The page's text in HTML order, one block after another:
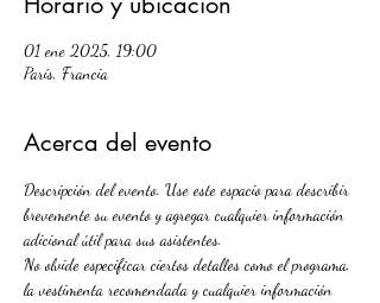
01 ene 2025, 19:00
París, Francia
Acerca del evento
Descripción del evento. Use este espacio para describir
brevemente su evento y agregar cualquier información
adicional útil para sus asistentes.
No olvide especificar ciertos detalles como el programa,
la vestimenta recomendada y cualquier información